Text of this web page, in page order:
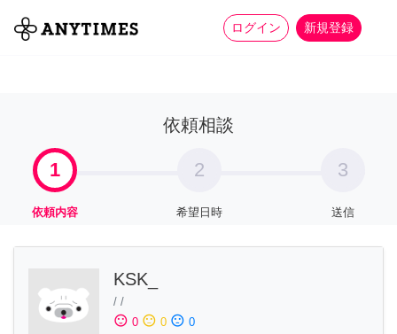
ログイン 新規登録
全て 家事 more_horiz
依頼相談
1
依頼内容
2
希望日時
3
送信
KSK_
/ /
sentiment_satisfied 0 sentiment_neutral 0 sentiment_dissatisfied 0